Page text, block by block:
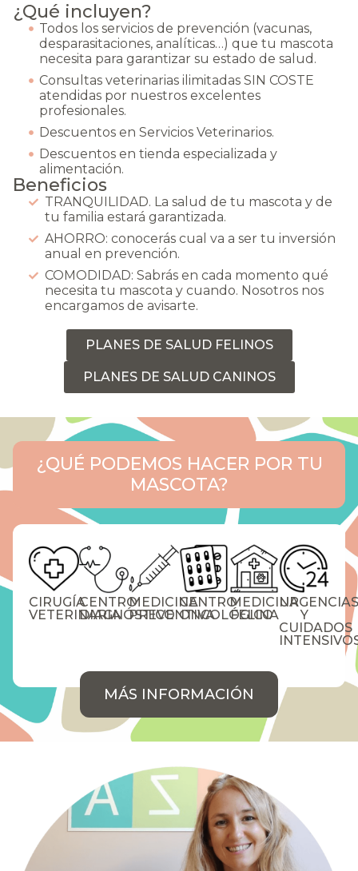
¿Qué incluyen?
Todos los servicios de prevención (vacunas,
desparasitaciones, analíticas…) que tu mascota
necesita para garantizar su estado de salud.
Consultas veterinarias ilimitadas SIN COSTE
atendidas por nuestros excelentes
profesionales.
Descuentos en Servicios Veterinarios.
Descuentos en tienda especializada y
alimentación.
Beneficios
TRANQUILIDAD. La salud de tu mascota y de
tu familia estará garantizada.
AHORRO: conocerás cual va a ser tu inversión
anual en prevención.
COMODIDAD: Sabrás en cada momento qué
necesita tu mascota y cuando. Nosotros nos
encargamos de avisarte.
PLANES DE SALUD FELINOS
PLANES DE SALUD CANINOS
¿QUÉ PODEMOS HACER POR TU
MASCOTA?
CIRUGÍA
VETERINARIA
CENTRO
DIAGNÓSTICO
MEDICINA
PREVENTIVA
CENTRO
ONCOLÓGICO
MEDICINA
FELINA
Y
CUIDADOS
MÁS INFORMACIÓN